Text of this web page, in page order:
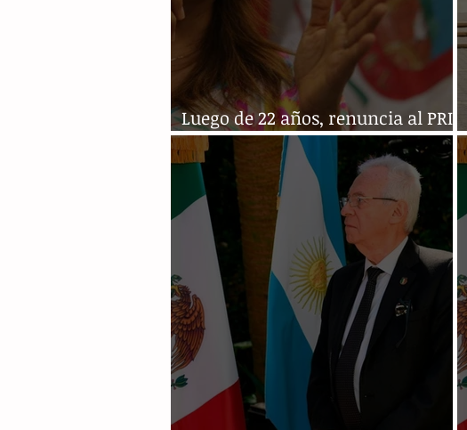
Luego de 22 años, renuncia al PRI
alcaldesa de Escobedo